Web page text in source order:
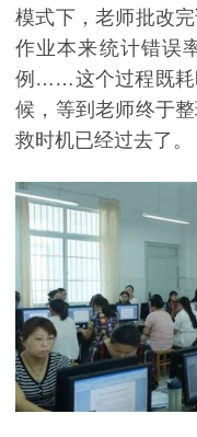
模式下，老师批改
作业本来统计错误
例……这个过程既耗
候，等到老师终于
救时机已经过去了。